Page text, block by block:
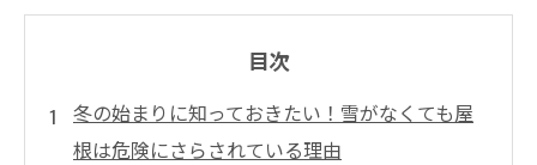
目次
冬の始まりに知っておきたい！雪がなくても屋
根は危険にさらされている理由